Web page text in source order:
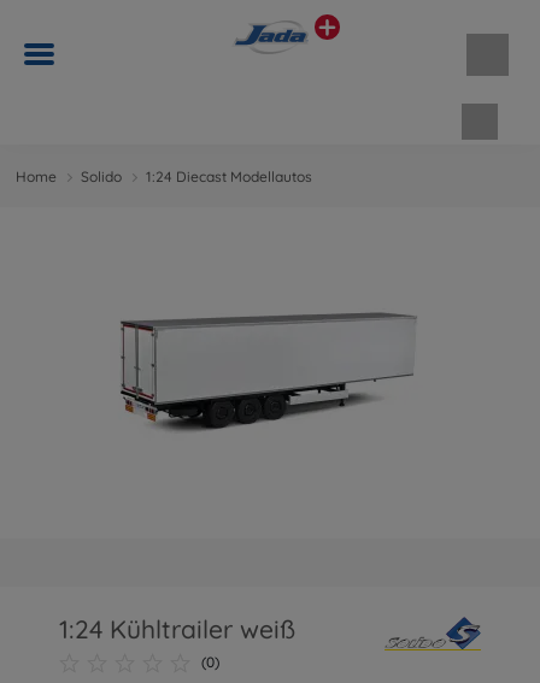
Home Solido 1:24 Diecast Modellautos
1:24 Kühltrailer weiß
(0)